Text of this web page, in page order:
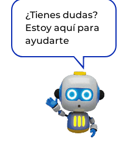
¿Tienes dudas?
Estoy aquí para
ayudarte